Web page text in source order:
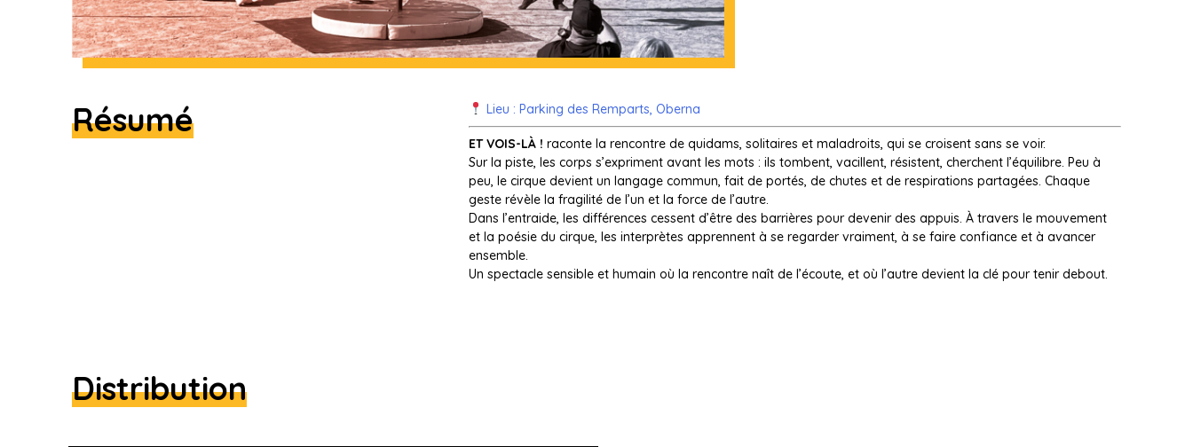
Résumé Lieu : Parking des Remparts, Oberna
ET VOIS-LÀ ! raconte la rencontre de quidams, solitaires et maladroits, qui se croisent sans se voir.
Sur la piste, les corps s’expriment avant les mots : ils tombent, vacillent, résistent, cherchent l’équilibre. Peu à
peu, le cirque devient un langage commun, fait de portés, de chutes et de respirations partagées. Chaque
geste révèle la fragilité de l’un et la force de l’autre.
Dans l’entraide, les différences cessent d’être des barrières pour devenir des appuis. À travers le mouvement
et la poésie du cirque, les interprètes apprennent à se regarder vraiment, à se faire confiance et à avancer
ensemble.
Un spectacle sensible et humain où la rencontre naît de l’écoute, et où l’autre devient la clé pour tenir debout.
Distribution